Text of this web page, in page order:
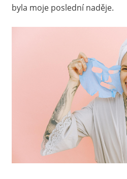
byla moje poslední naděje.